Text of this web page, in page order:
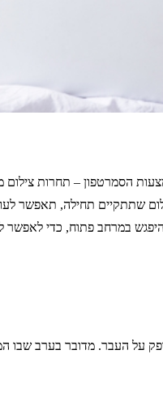
תחרות צילום מקצועית. מדובר
שתתקיים תחילה, תאפשר
במרחב פתוח, כדי לאפשר
הנוכחית שתגרום לנוכחים להתרפק